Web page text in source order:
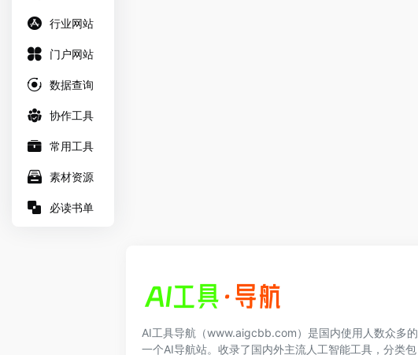
行业网站
门户网站
数据查询
协作工具
常用工具
素材资源
必读书单
AI工具导航（www.aigcbb.com）是国内使用人数众多的
一个AI导航站。收录了国内外主流人工智能工具，分类包